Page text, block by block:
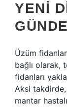
YENI
Üzüm
bağlı olarak,
fidanları
Aksi
mantar